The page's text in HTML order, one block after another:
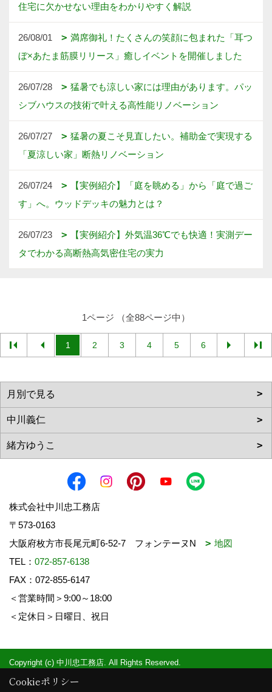
住宅に欠かせない理由をわかりやすく解説
26/08/01
満席御礼！たくさんの笑顔に包まれた「耳つ
ぼ×あたま筋膜リリース」癒しイベントを開催しました
26/07/28
猛暑でも涼しい家には理由があります。パッ
シブハウスの技術で叶える高性能リノベーション
26/07/27
猛暑の夏こそ見直したい。補助金で実現する
「夏涼しい家」断熱リノベーション
26/07/24
【実例紹介】「庭を眺める」から「庭で過ご
す」へ。ウッドデッキの魅力とは？
26/07/23
【実例紹介】外気温36℃でも快適！実測デー
タでわかる高断熱高気密住宅の実力
1ページ （全88ページ中）
1 2 3 4 5 6
株式会社中川忠工務店
〒573-0163
大阪府枚方市長尾元町6-52-7 フォンテーヌN
地図
TEL： 072-857-6138
FAX：072-855-6147
＜営業時間＞9:00～18:00
＜定休日＞日曜日、祝日
Copyright (c) 中川忠工務店. All Rights Reserved.
Produced byゴデスクリエイト
Cookieポリシー